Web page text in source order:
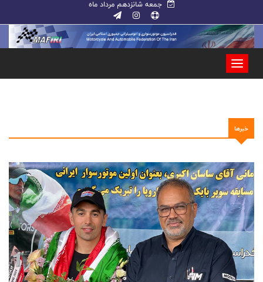
جمعه شانزدهم مرداد ماه
خبرها